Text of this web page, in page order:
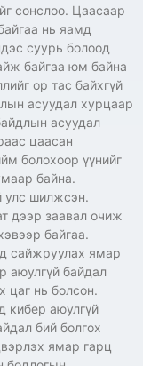
сонслоо. Цаасаар
нь яамд
суурь болоод
байгаа юм байна
ор тас байхгүй
асуудал хурцаар
асуудал
цаасан
болохоор үүнийг
байна.
улс шилжсэн.
дээр заавал очиж
байгаа.
сайжруулах ямар
аюулгүй байдал
цаг нь болсон.
кибер аюулгүй
бий болгох
ямар гарц